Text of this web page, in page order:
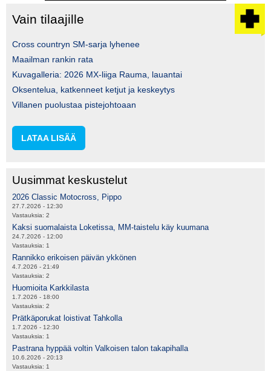
Vain tilaajille
Cross countryn SM-sarja lyhenee
Maailman rankin rata
Kuvagalleria: 2026 MX-liiga Rauma, lauantai
Oksentelua, katkenneet ketjut ja keskeytys
Villanen puolustaa pistejohtoaan
LATAA LISÄÄ
Uusimmat keskustelut
2026 Classic Motocross, Pippo
27.7.2026 - 12:30
Vastauksia: 2
Kaksi suomalaista Loketissa, MM-taistelu käy kuumana
24.7.2026 - 12:00
Vastauksia: 1
Rannikko erikoisen päivän ykkönen
4.7.2026 - 21:49
Vastauksia: 2
Huomioita Karkkilasta
1.7.2026 - 18:00
Vastauksia: 2
Prätkäporukat loistivat Tahkolla
1.7.2026 - 12:30
Vastauksia: 1
Pastrana hyppää voltin Valkoisen talon takapihalla
10.6.2026 - 20:13
Vastauksia: 1